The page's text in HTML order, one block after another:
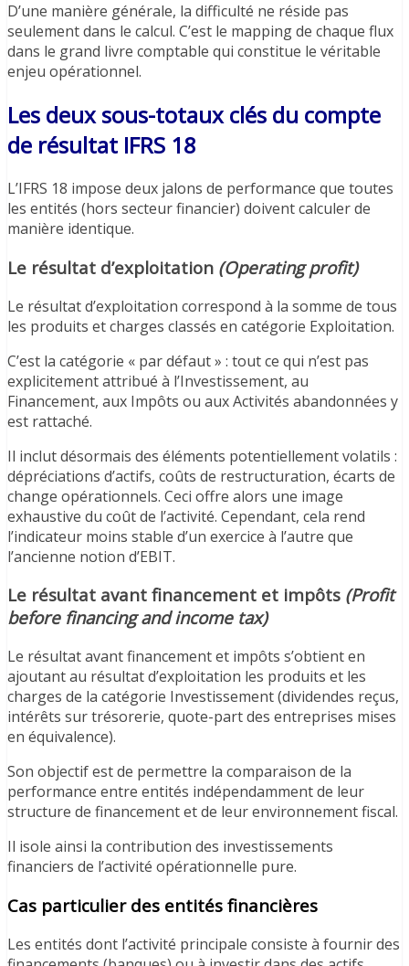
D’une manière générale, la difficulté ne réside pas
seulement dans le calcul. C’est le mapping de chaque flux
dans le grand livre comptable qui constitue le véritable
enjeu opérationnel.
Les deux sous-totaux clés du compte
de résultat IFRS 18
L’IFRS 18 impose deux jalons de performance que toutes
les entités (hors secteur financier) doivent calculer de
manière identique.
Le résultat d’exploitation (Operating profit)
Le résultat d’exploitation correspond à la somme de tous
les produits et charges classés en catégorie Exploitation.
C’est la catégorie « par défaut » : tout ce qui n’est pas
explicitement attribué à l’Investissement, au
Financement, aux Impôts ou aux Activités abandonnées y
est rattaché.
Il inclut désormais des éléments potentiellement volatils :
dépréciations d’actifs, coûts de restructuration, écarts de
change opérationnels. Ceci offre alors une image
exhaustive du coût de l’activité. Cependant, cela rend
l’indicateur moins stable d’un exercice à l’autre que
l’ancienne notion d’EBIT.
Le résultat avant financement et impôts (Profit
before financing and income tax)
Le résultat avant financement et impôts s’obtient en
ajoutant au résultat d’exploitation les produits et les
charges de la catégorie Investissement (dividendes reçus,
intérêts sur trésorerie, quote-part des entreprises mises
en équivalence).
Son objectif est de permettre la comparaison de la
performance entre entités indépendamment de leur
structure de financement et de leur environnement fiscal.
Il isole ainsi la contribution des investissements
financiers de l’activité opérationnelle pure.
Cas particulier des entités financières
Les entités dont l’activité principale consiste à fournir des